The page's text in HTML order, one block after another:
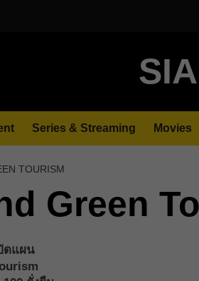
Series & Streaming Movies
TOURISM
Green
ดแผน